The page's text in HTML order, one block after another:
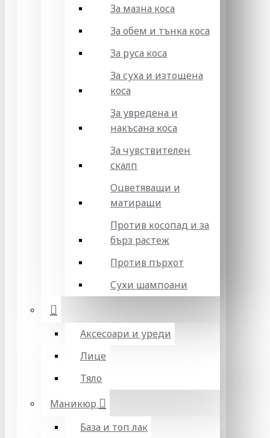
За мазна коса
За обем и тънка коса
За руса коса
За суха и изтощена
коса
За увредена и
накъсана коса
За чувствителен
скалп
Оцветяващи и
матиращи
Против косопад и за
бърз растеж
Против пърхот
Сухи шампоани
Аксесоари и уреди
Лице
Тяло
Маникюр
База и топ лак